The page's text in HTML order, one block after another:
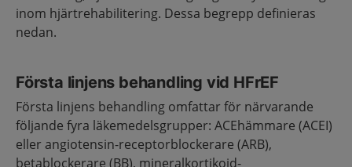
inom hjärtrehabilitering. Dessa begrepp definieras
nedan.
Första linjens behandling vid HFrEF
Första linjens behandling omfattar för närvarande
följande fyra läkemedelsgrupper: ACEhämmare (ACEI)
eller angiotensin-receptorblockerare (ARB),
betablockerare (BB), mineralkortikoid-